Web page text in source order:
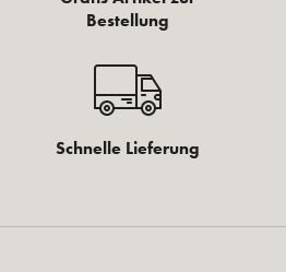
Bestellung
Schnelle Lieferung